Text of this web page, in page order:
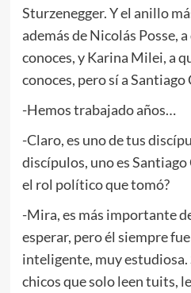
Sturzenegger. Y el anillo
además de Nicolás Posse,
conoces, y Karina Milei, a
conoces, pero sí a Santiago
-Hemos trabajado años…
-Claro, es uno de tus
discípulos, uno es
el rol político que tomó?
-Mira, es más importante
esperar, pero él siempre
inteligente, muy estudiosa.
chicos que solo leen tuits,